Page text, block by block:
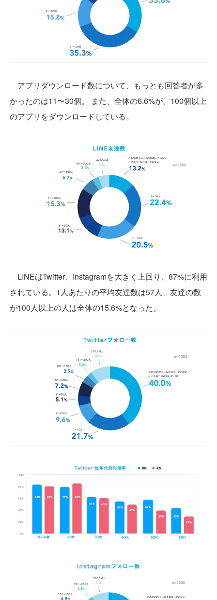
アプリダウンロード数について、もっとも回答者が多
かったのは11〜30個。 また、全体の6.6%が、100個以上
のアプリをダウンロードしている。
LINEはTwitter、Instagramを大きく上回り、87%に利用
されている。1人あたりの平均友達数は57人、友達の数
が100人以上の人は全体の15.6%となった。